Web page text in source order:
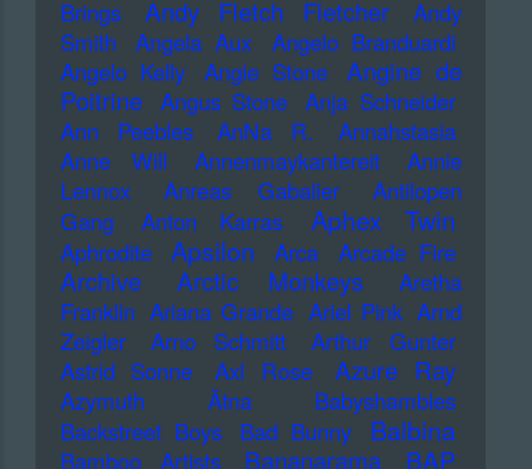
Brings
Andy Fletch Fletcher
Andy
Smith
Angela Aux
Angelo Branduardi
Angelo Kelly
Angie Stone
Angine de
Poitrine Angus Stone Anja Schneider
Ann Peebles
AnNa R.
Annahstasia
Anne Will
Annenmaykantereit
Annie
Lennox
Anreas Gabalier
Antilopen
Gang
Anton Karras Aphex Twin
Aphrodite Apsilon Arca Arcade Fire
Archive Arctic Monkeys
Aretha
Franklin Ariana Grande Ariel Pink Arnd
Zeigler
Arno Schmitt
Arthur Gunter
Astrid Sonne
Axl Rose Azure Ray
Azymuth Ätna
Babyshambles
Backstreet Boys
Bad Bunny Balbina
Bamboo Artists Bananarama BAP